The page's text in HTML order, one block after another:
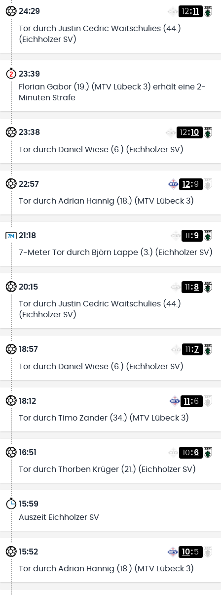
24:29 12:11
Tor durch Justin Cedric Waitschulies (44.)
(Eichholzer SV)
23:39
Florian Gabor (19.) (MTV Lübeck 3) erhält eine 2-
Minuten Strafe
23:38 12:10
Tor durch Daniel Wiese (6.) (Eichholzer SV)
22:57 12:9
Tor durch Adrian Hannig (18.) (MTV Lübeck 3)
21:18 11 :9
7-Meter Tor durch Björn Lappe (3.) (Eichholzer SV)
20:15 11 :8
Tor durch Justin Cedric Waitschulies (44.)
(Eichholzer SV)
18:57 11 :7
Tor durch Daniel Wiese (6.) (Eichholzer SV)
18:12 11 :6
Tor durch Timo Zander (34.) (MTV Lübeck 3)
16:51 10:6
Tor durch Thorben Krüger (21.) (Eichholzer SV)
15:59
Auszeit Eichholzer SV
15:52 10:5
Tor durch Adrian Hannig (18.) (MTV Lübeck 3)